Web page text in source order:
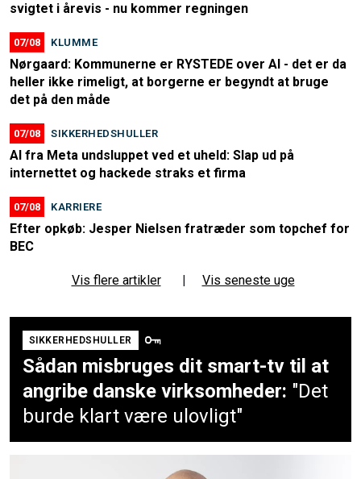
svigtet i årevis - nu kommer regningen
07/08 KLUMME
Nørgaard: Kommunerne er RYSTEDE over AI - det er da
heller ikke rimeligt, at borgerne er begyndt at bruge
det på den måde
07/08 SIKKERHEDSHULLER
AI fra Meta undsluppet ved et uheld: Slap ud på
internettet og hackede straks et firma
07/08 KARRIERE
Efter opkøb: Jesper Nielsen fratræder som topchef for
BEC
Vis flere artikler | Vis seneste uge
SIKKERHEDSHULLER
Sådan misbruges dit smart-tv til at
angribe danske virksomheder: "Det
burde klart være ulovligt"